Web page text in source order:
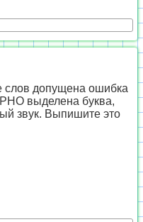
слов допущена ошибка
выделена буква,
звук. Выпишите это